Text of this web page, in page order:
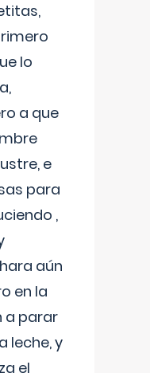
lo
a que
e
para
,
aún
en la
a parar
leche, y
el